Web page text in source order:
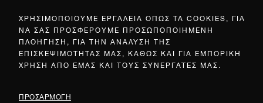
ΧΡΗΣΙΜΟΠΟΙΟΥΜΕ ΕΡΓΑΛΕΙΑ ΟΠΩΣ ΤΑ COOKIES, ΓΙΑ
ΝΑ ΣΑΣ ΠΡΟΣΦΕΡΟΥΜΕ ΠΡΟΣΩΠΟΠΟΙΗΜΕΝΗ
ΠΛΟΗΓΗΣΗ, ΓΙΑ ΤΗΝ ΑΝΑΛΥΣΗ ΤΗΣ
ΕΠΙΣΚΕΨΙΜΟΤΗΤΑΣ ΜΑΣ, ΚΑΘΩΣ ΚΑΙ ΓΙΑ ΕΜΠΟΡΙΚΗ
ΧΡΗΣΗ ΑΠΟ ΕΜΑΣ ΚΑΙ ΤΟΥΣ ΣΥΝΕΡΓΑΤΕΣ ΜΑΣ.
ΠΡΟΣΑΡΜΟΓΗ